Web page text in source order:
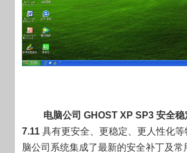
电脑公司 GHOST XP SP3 安全
7.11具有更安全、更稳定、更人性化等
脑公司系统集成了最新的安全补丁及常